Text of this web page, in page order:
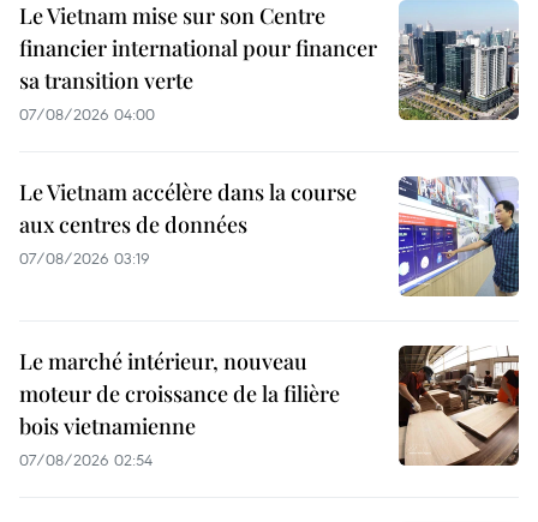
Le Vietnam mise sur son Centre
financier international pour financer
sa transition verte
07/08/2026 04:00
Le Vietnam accélère dans la course
aux centres de données
07/08/2026 03:19
Le marché intérieur, nouveau
moteur de croissance de la filière
bois vietnamienne
07/08/2026 02:54